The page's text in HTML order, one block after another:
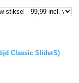
Classic SliderS)